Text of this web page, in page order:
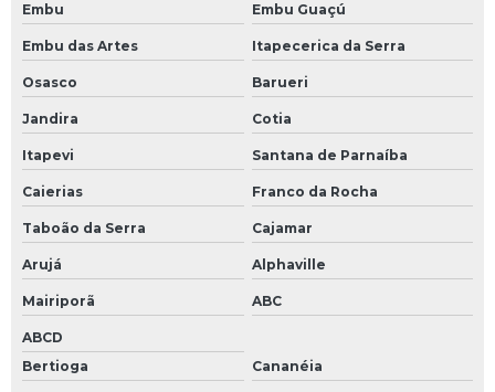
Embu Embu Guaçú
Embu das Artes Itapecerica da Serra
Osasco Barueri
Jandira Cotia
Itapevi Santana de Parnaíba
Caierias Franco da Rocha
Taboão da Serra Cajamar
Arujá Alphaville
Mairiporã ABC
ABCD
Bertioga
Cananéia